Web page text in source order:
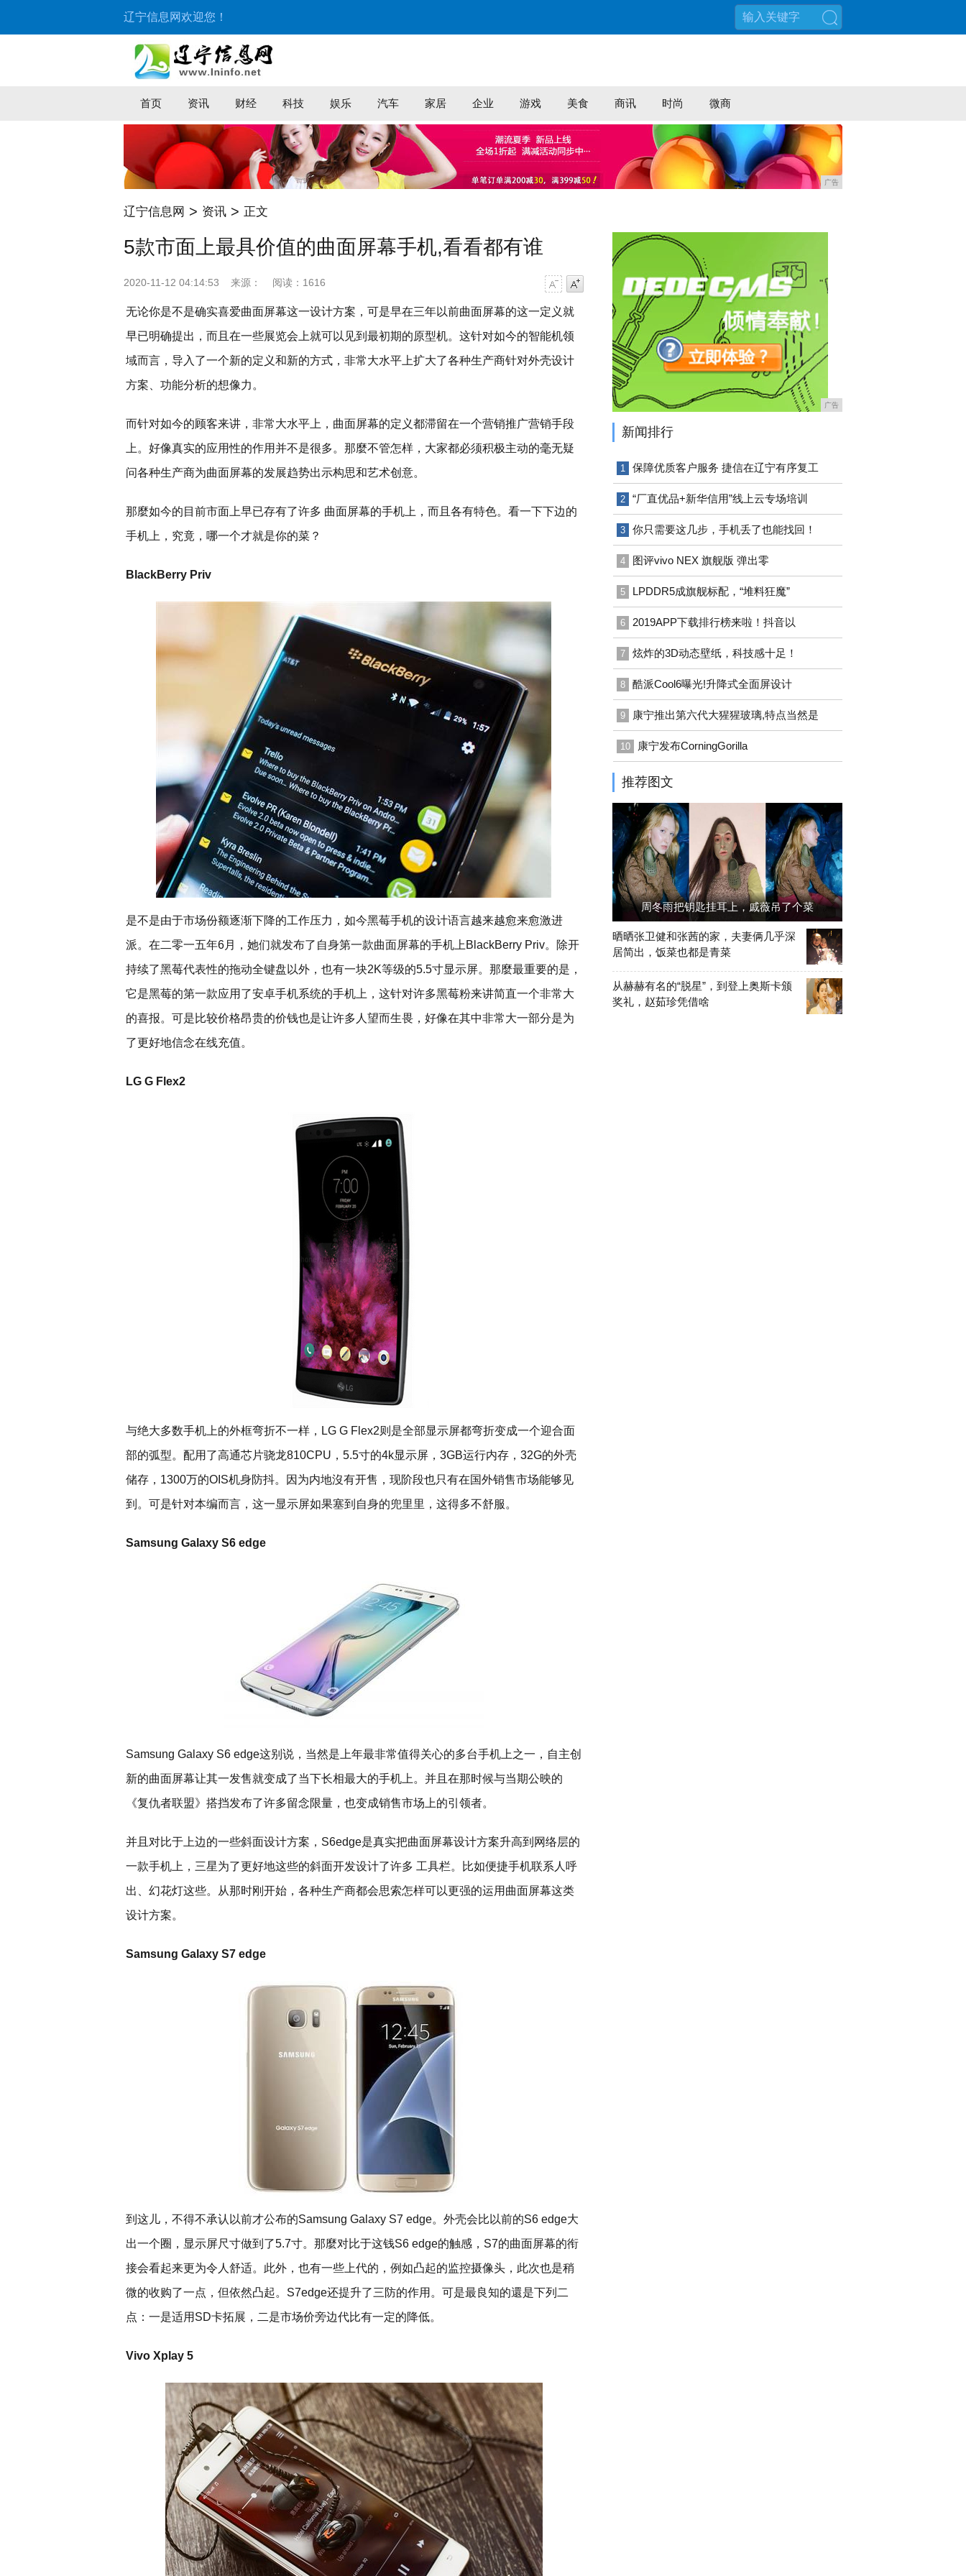
辽宁信息网欢迎您！
首页 资讯 财经 科技 娱乐 汽车 家居 企业 游戏 美食 商讯 时尚 微商
广告
辽宁信息网 > 资讯 > 正文
5款市面上最具价值的曲面屏幕手机,看看都有谁
2020-11-12 04:14:53 来源： 阅读：1616
无论你是不是确实喜爱曲面屏幕这一设计方案，可是早在三年以前曲面屏幕的这一定义就
早已明确提出，而且在一些展览会上就可以见到最初期的原型机。这针对如今的智能机领
域而言，导入了一个新的定义和新的方式，非常大水平上扩大了各种生产商针对外壳设计
方案、功能分析的想像力。
而针对如今的顾客来讲，非常大水平上，曲面屏幕的定义都滞留在一个营销推广营销手段
上。好像真实的应用性的作用并不是很多。那麼不管怎样，大家都必须积极主动的毫无疑
问各种生产商为曲面屏幕的发展趋势出示构思和艺术创意。
那麼如今的目前市面上早已存有了许多 曲面屏幕的手机上，而且各有特色。看一下下边的
手机上，究竟，哪一个才就是你的菜？
BlackBerry Priv
是不是由于市场份额逐渐下降的工作压力，如今黑莓手机的设计语言越来越愈来愈激进
派。在二零一五年6月，她们就发布了自身第一款曲面屏幕的手机上BlackBerry Priv。除开
持续了黑莓代表性的拖动全键盘以外，也有一块2K等级的5.5寸显示屏。那麼最重要的是，
它是黑莓的第一款应用了安卓手机系统的手机上，这针对许多黑莓粉来讲简直一个非常大
的喜报。可是比较价格昂贵的价钱也是让许多人望而生畏，好像在其中非常大一部分是为
了更好地信念在线充值。
LG G Flex2
与绝大多数手机上的外框弯折不一样，LG G Flex2则是全部显示屏都弯折变成一个迎合面
部的弧型。配用了高通芯片骁龙810CPU，5.5寸的4k显示屏，3GB运行内存，32G的外壳
储存，1300万的OIS机身防抖。因为内地沒有开售，现阶段也只有在国外销售市场能够见
到。可是针对本编而言，这一显示屏如果塞到自身的兜里里，这得多不舒服。
Samsung Galaxy S6 edge
Samsung Galaxy S6 edge这别说，当然是上年最非常值得关心的多台手机上之一，自主创
新的曲面屏幕让其一发售就变成了当下长相最大的手机上。并且在那时候与当期公映的
《复仇者联盟》搭挡发布了许多留念限量，也变成销售市场上的引领者。
并且对比于上边的一些斜面设计方案，S6edge是真实把曲面屏幕设计方案升高到网络层的
一款手机上，三星为了更好地这些的斜面开发设计了许多 工具栏。比如便捷手机联系人呼
出、幻花灯这些。从那时刚开始，各种生产商都会思索怎样可以更强的运用曲面屏幕这类
设计方案。
Samsung Galaxy S7 edge
到这儿，不得不承认以前才公布的Samsung Galaxy S7 edge。外壳会比以前的S6 edge大
出一个圈，显示屏尺寸做到了5.7寸。那麼对比于这钱S6 edge的触感，S7的曲面屏幕的衔
接会看起来更为令人舒适。此外，也有一些上代的，例如凸起的监控摄像头，此次也是稍
微的收购了一点，但依然凸起。S7edge还提升了三防的作用。可是最良知的還是下列二
点：一是适用SD卡拓展，二是市场价旁边代比有一定的降低。
Vivo Xplay 5
广告
新闻排行
1 保障优质客户服务 捷信在辽宁有序复工
2 “厂直优品+新华信用”线上云专场培训
3 你只需要这几步，手机丢了也能找回！
4 图评vivo NEX 旗舰版 弹出零
5 LPDDR5成旗舰标配，“堆料狂魔”
6 2019APP下载排行榜来啦！抖音以
7 炫炸的3D动态壁纸，科技感十足！
8 酷派Cool6曝光!升降式全面屏设计
9 康宁推出第六代大猩猩玻璃,特点当然是
10 康宁发布CorningGorilla
推荐图文
周冬雨把钥匙挂耳上，戚薇吊了个菜
晒晒张卫健和张茜的家，夫妻俩几乎深
居简出，饭菜也都是青菜
从赫赫有名的“脱星”，到登上奥斯卡颁
奖礼，赵茹珍凭借啥